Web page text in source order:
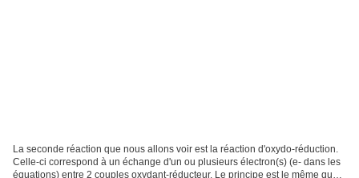
La seconde réaction que nous allons voir est la réaction d'oxydo-réduction.
Celle-ci correspond à un échange d'un ou plusieurs électron(s) (e- dans les
équations) entre 2 couples oxydant-réducteur. Le principe est le même que